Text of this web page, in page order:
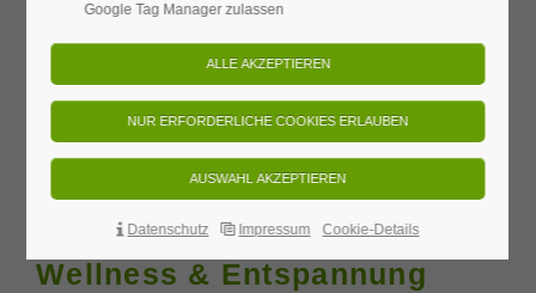
Google Tag Manager zulassen
Datenschutz Impressum Cookie-Details
Tauchen Sie ein in eine Welt der Ruhe und Erholung. Unsere
Massagen sind darauf ausgerichtet, Ihnen tiefe Entspannung,
neues Wohlbefinden und Momente des Loslassens zu
individuelle Behandlungen, die Körper und Geist in Einklang
bringen. Gönnen Sie sich eine Auszeit, die Ihnen Kraft und
innere Balance schenkt – für nachhaltiges Wohlgefühl und
pure Entspannung.
Wellness & Entspannung